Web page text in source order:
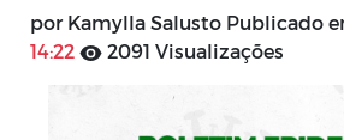
por Kamylla Salusto Publicado
14:22
2091 Visualizações